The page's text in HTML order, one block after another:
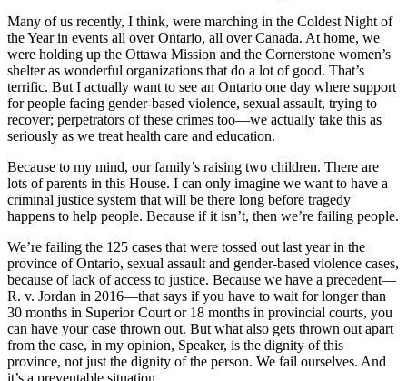
Many of us recently, I think, were marching in the Coldest Night of
the Year in events all over Ontario, all over Canada. At home, we
were holding up the Ottawa Mission and the Cornerstone women’s
shelter as wonderful organizations that do a lot of good. That’s
terrific. But I actually want to see an Ontario one day where support
for people facing gender-based violence, sexual assault, trying to
recover; perpetrators of these crimes too—we actually take this as
seriously as we treat health care and education.
Because to my mind, our family’s raising two children. There are
lots of parents in this House. I can only imagine we want to have a
criminal justice system that will be there long before tragedy
happens to help people. Because if it isn’t, then we’re failing people.
We’re failing the 125 cases that were tossed out last year in the
province of Ontario, sexual assault and gender-based violence cases,
because of lack of access to justice. Because we have a precedent—
R. v. Jordan in 2016—that says if you have to wait for longer than
30 months in Superior Court or 18 months in provincial courts, you
can have your case thrown out. But what also gets thrown out apart
from the case, in my opinion, Speaker, is the dignity of this
province, not just the dignity of the person. We fail ourselves. And
it’s a preventable situation.